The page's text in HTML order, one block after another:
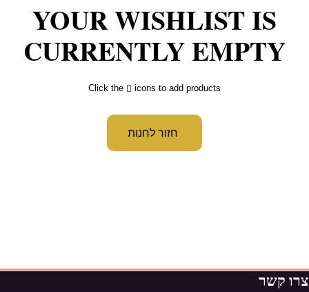
YOUR WISHLIST IS
CURRENTLY EMPTY
Click the icons to add products
חזור לחנות
צרו קשר